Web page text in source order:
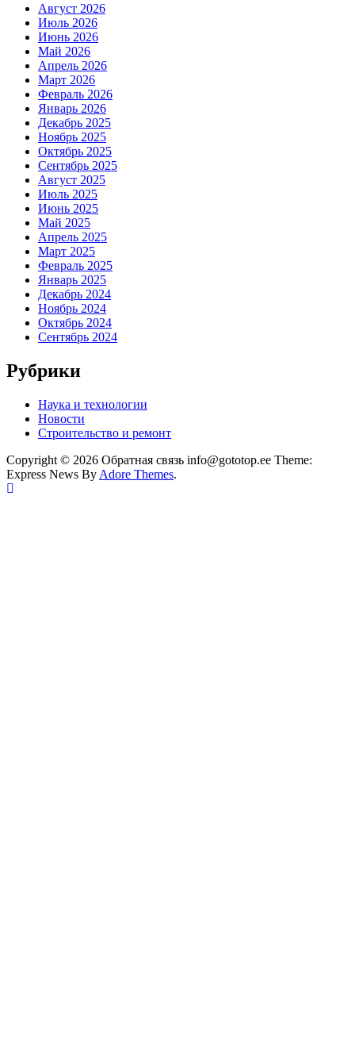
Август 2026
Июль 2026
Июнь 2026
Май 2026
Апрель 2026
Март 2026
Февраль 2026
Январь 2026
Декабрь 2025
Ноябрь 2025
Октябрь 2025
Сентябрь 2025
Август 2025
Июль 2025
Июнь 2025
Май 2025
Апрель 2025
Март 2025
Февраль 2025
Январь 2025
Декабрь 2024
Ноябрь 2024
Октябрь 2024
Сентябрь 2024
Рубрики
Наука и технологии
Новости
Строительство и ремонт
Copyright © 2026 Обратная связь info@gototop.ee Theme:
Express News By Adore Themes.